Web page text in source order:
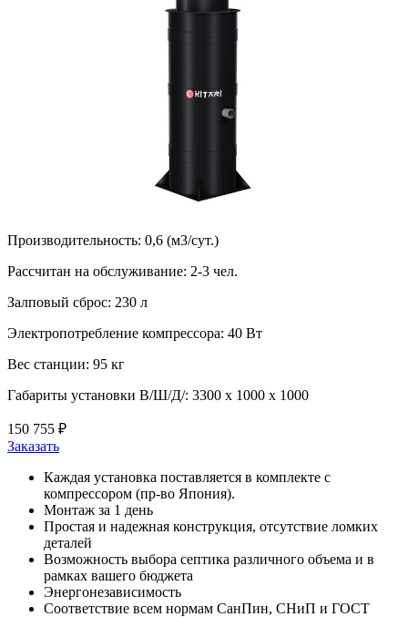
Производительность: 0,6 (м3/сут.)
Рассчитан на обслуживание: 2-3 чел.
Залповый сброс: 230 л
Электропотребление компрессора: 40 Вт
Вес станции: 95 кг
Габариты установки В/Ш/Д/: 3300 х 1000 х 1000
150 755 ₽
Заказать
Каждая установка поставляется в комплекте с
компрессором (пр-во Япония).
Монтаж за 1 день
Простая и надежная конструкция, отсутствие ломких
деталей
Возможность выбора септика различного объема и в
рамках вашего бюджета
Энергонезависимость
Соответствие всем нормам СанПин, СНиП и ГОСТ